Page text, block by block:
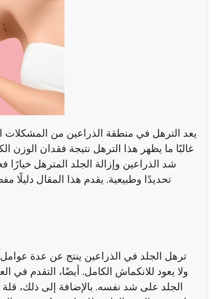
يعد الترهل في منطقة الذراعين من
غالبًا ما يظهر هذا الترهل نتيجة فقدان الوزن
شد الذراعين وإزالة الجلد المترهل
تحديدًا وطبيعية. يقدم هذا المقال
ترهل الجلد في الذراعين ينتج عن عدة
ولا يعود للانكماش الكامل. أيضًا، التقدم في
الجلد على شد نفسه. بالإضافة إلى ذلك،